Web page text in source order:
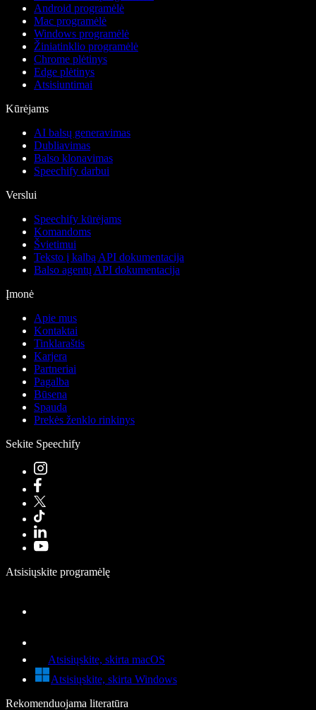
Android programėlė
Mac programėlė
Windows programėlė
Žiniatinklio programėlė
Chrome plėtinys
Edge plėtinys
Atsisiuntimai
Kūrėjams
AI balsų generavimas
Dubliavimas
Balso klonavimas
Speechify darbui
Verslui
Speechify kūrėjams
Komandoms
Švietimui
Teksto į kalbą API dokumentacija
Balso agentų API dokumentacija
Įmonė
Apie mus
Kontaktai
Tinklaraštis
Karjera
Partneriai
Pagalba
Būsena
Spauda
Prekės ženklo rinkinys
Sekite Speechify
Atsisiųskite programėlę
Atsisiųskite, skirta macOS
Atsisiųskite, skirta Windows
Rekomenduojama literatūra